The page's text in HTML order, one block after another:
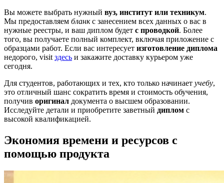
Вы можете выбрать нужный вуз, институт или техникум.
Мы предоставляем бланкс занесением всех данных о вас в
нужные реестры, и ваш диплом будет с проводкой. Более
того, вы получаете полный комплект, включая приложение с
образцами работ. Если вас интересует изготовление диплома
недорого, visit здесь и закажите доставку курьером уже
сегодня.
Для студентов, работающих и тех, кто только начинает учебу,
это отличный шанс сократить время и стоимость обучения,
получив оригинал документа о высшем образовании.
Исследуйте детали и приобретите заветный диплом с
высокой квалификацией.
Экономия времени и ресурсов с
помощью продукта